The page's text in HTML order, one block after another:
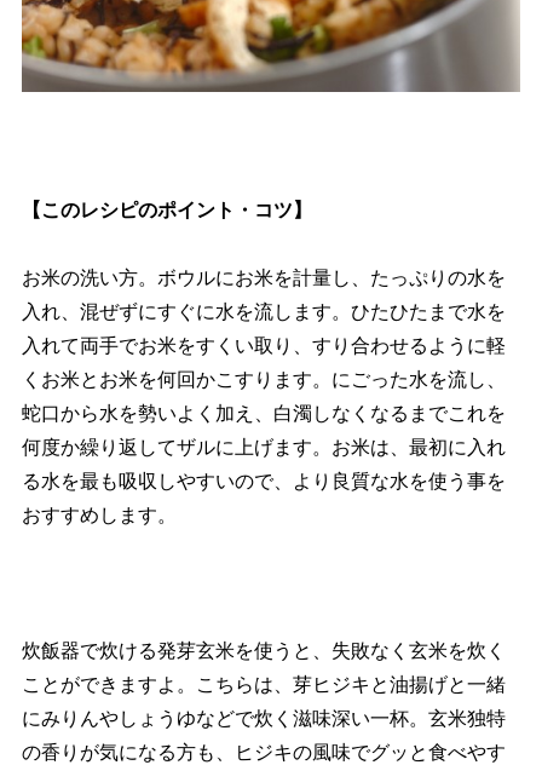
【このレシピのポイント・コツ】
お米の洗い方。ボウルにお米を計量し、たっぷりの水を
入れ、混ぜずにすぐに水を流します。ひたひたまで水を
入れて両手でお米をすくい取り、すり合わせるように軽
くお米とお米を何回かこすります。にごった水を流し、
蛇口から水を勢いよく加え、白濁しなくなるまでこれを
何度か繰り返してザルに上げます。お米は、最初に入れ
る水を最も吸収しやすいので、より良質な水を使う事を
おすすめします。
炊飯器で炊ける発芽玄米を使うと、失敗なく玄米を炊く
ことができますよ。こちらは、芽ヒジキと油揚げと一緒
にみりんやしょうゆなどで炊く滋味深い一杯。玄米独特
の香りが気になる方も、ヒジキの風味でグッと食べやす